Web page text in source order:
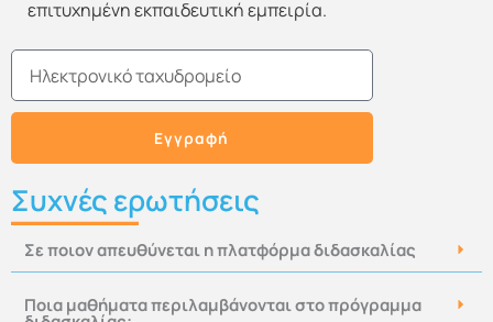
επιτυχημένη εκπαιδευτική εμπειρία.
Email
Εγγραφή
Συχνές ερωτήσεις
Σε ποιον απευθύνεται η πλατφόρμα διδασκαλίας
Ποια μαθήματα περιλαμβάνονται στο πρόγραμμα